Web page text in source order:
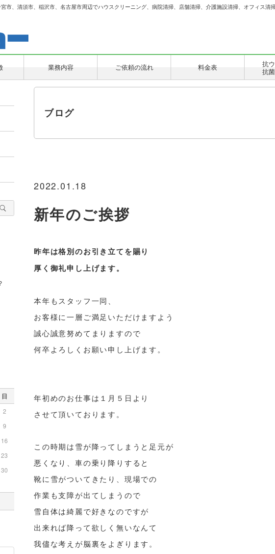
市、清須市、稲沢市、名古屋市周辺でハウスクリーニング、病院清掃、店舗清掃、介護施設清掃、オフィス清
業務内容 ご依頼の流れ 料金表
抗
抗
ブログ
2022.01.18
新年のご挨拶
昨年は格別のお引き立てを賜り
厚く御礼申し上げます。
本年もスタッフ一同、
お客様に一層ご満足いただけますよう
誠心誠意努めてまりますので
何卒よろしくお願い申し上げます。
年初めのお仕事は１月５日より
させて頂いております。
この時期は雪が降ってしまうと足元が
悪くなり、車の乗り降りすると
靴に雪がついてきたり、現場での
作業も支障が出てしまうので
雪自体は綺麗で好きなのですが
出来れば降って欲しく無いなんて
我儘な考えが脳裏をよぎります。
日
2
9
16
23
30